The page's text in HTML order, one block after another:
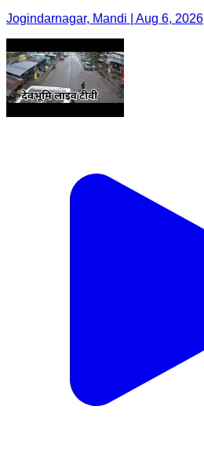
Jogindarnagar, Mandi | Aug 6, 2026